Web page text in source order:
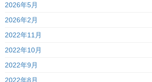
2026年5月
2026年2月
2022年11月
2022年10月
2022年9月
2022年8月